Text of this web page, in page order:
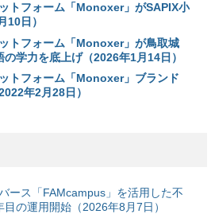
トフォーム「Monoxer」がSAPIX小
10日）
トフォーム「Monoxer」が鳥取城
学力を底上げ（2026年1月14日）
トフォーム「Monoxer」ブランド
年2月28日）
ース「FAMcampus」を活用した不
の運用開始（2026年8月7日）